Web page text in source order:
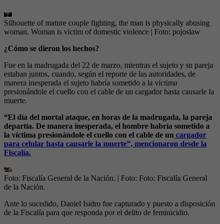
Silhouette of mature couple fighting, the man is physically abusing
woman. Woman is victim of domestic violence | Foto: pojoslaw
¿Cómo se dieron los hechos?
Fue en la madrugada del 22 de marzo, mientras el sujeto y su pareja
estaban juntos, cuando, según el reporte de las autoridades, de
manera inesperada el sujeto habría sometido a la víctima
presionándole el cuello con el cable de un cargador hasta causarle la
muerte.
“El día del mortal ataque, en horas de la madrugada, la pareja
departía. De manera inesperada, el hombre habría sometido a
la víctima presionándole el cuello con el cable de un cargador
para celular hasta causarle la muerte”, mencionaron desde la
Fiscalía.
Foto: Fiscalía General de la Nación. | Foto: Foto: Fiscalía General
de la Nación.
Ante lo sucedido, Daniel Isidro fue capturado y puesto a disposición
de la Fiscalía para que responda por el delito de feminicidio.